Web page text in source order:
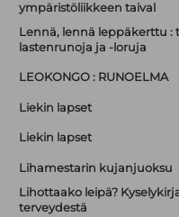
ympäristöliikkeen taival
Lennä, lennä leppäkerttu :
lastenrunoja ja -loruja
LEOKONGO : RUNOELMA
Liekin lapset
Liekin lapset
Lihamestarin kujanjuoksu
Lihottaako leipä?
terveydestä